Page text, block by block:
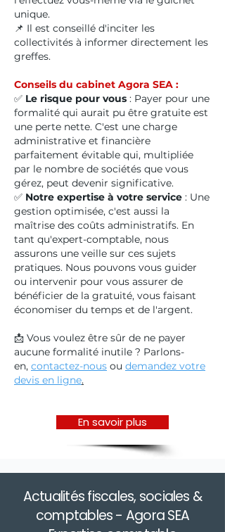
unique.
📌 Il est conseillé d'inciter les
collectivités à informer directement les
greffes.
Conseils du cabinet Agora SEA :
✅ Le risque pour vous : Payer pour une
formalité qui aurait pu être gratuite est
une perte nette. C'est une charge
administrative et financière
parfaitement évitable qui, multipliée
par le nombre de sociétés que vous
gérez, peut devenir significative.
✅ Notre expertise à votre service : Une
gestion optimisée, c'est aussi la
maîtrise des coûts administratifs. En
tant qu'expert-comptable, nous
assurons une veille sur ces sujets
pratiques. Nous pouvons vous guider
ou intervenir pour vous assurer de
bénéficier de la gratuité, vous faisant
économiser du temps et de l'argent.
📩 Vous voulez être sûr de ne payer
aucune formalité inutile ? Parlons-
en, contactez-nous ou demandez votre
devis en ligne.
En savoir plus
Actualités fiscales, sociales &
comptables - Agora SEA